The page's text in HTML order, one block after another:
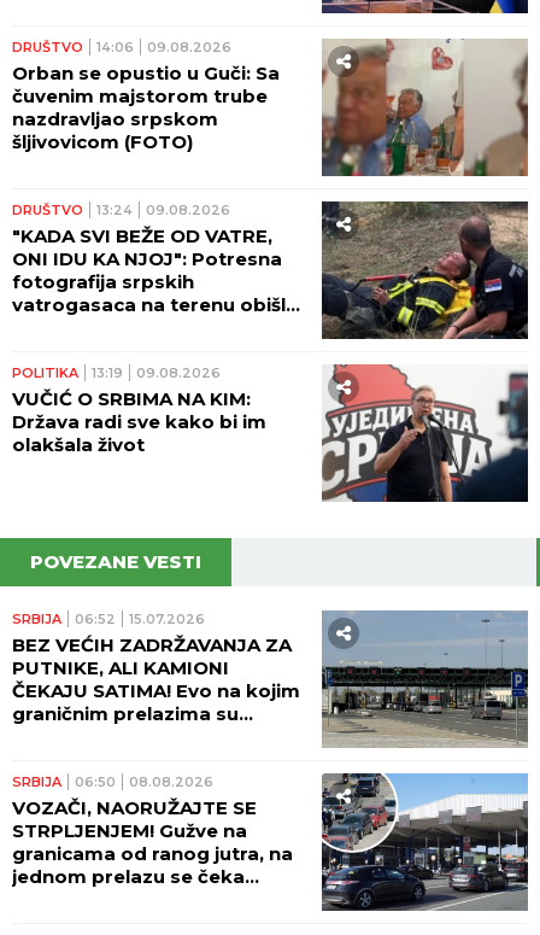
DRUŠTVO 14:06 09.08.2026
Orban se opustio u Guči: Sa
čuvenim majstorom trube
nazdravljao srpskom
šljivovicom (FOTO)
DRUŠTVO 13:24 09.08.2026
"KADA SVI BEŽE OD VATRE,
ONI IDU KA NJOJ": Potresna
fotografija srpskih
vatrogasaca na terenu obišla
POLITIKA 13:19 09.08.2026
VUČIĆ O SRBIMA NA KIM:
Država radi sve kako bi im
olakšala život
POVEZANE VESTI
SRBIJA 06:52 15.07.2026
BEZ VEĆIH ZADRŽAVANJA ZA
PUTNIKE, ALI KAMIONI
ČEKAJU SATIMA! Evo na kojim
graničnim prelazima su
SRBIJA 06:50 08.08.2026
VOZAČI, NAORUŽAJTE SE
STRPLJENJEM! Gužve na
granicama od ranog jutra, na
jednom prelazu se čeka